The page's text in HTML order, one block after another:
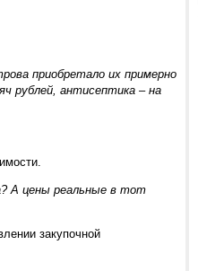
приобретало их примерно
рублей, антисептика – на
А цены реальные в тот
закупочной